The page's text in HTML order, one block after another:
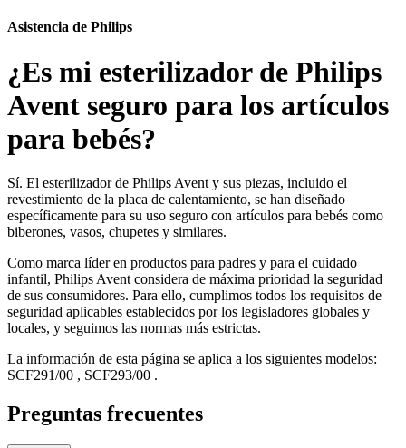
Asistencia de Philips
¿Es mi esterilizador de Philips
Avent seguro para los artículos
para bebés?
Sí. El esterilizador de Philips Avent y sus piezas, incluido el
revestimiento de la placa de calentamiento, se han diseñado
específicamente para su uso seguro con artículos para bebés como
biberones, vasos, chupetes y similares.
Como marca líder en productos para padres y para el cuidado
infantil, Philips Avent considera de máxima prioridad la seguridad
de sus consumidores. Para ello, cumplimos todos los requisitos de
seguridad aplicables establecidos por los legisladores globales y
locales, y seguimos las normas más estrictas.
La información de esta página se aplica a los siguientes modelos:
SCF291/00 , SCF293/00 .
Preguntas frecuentes